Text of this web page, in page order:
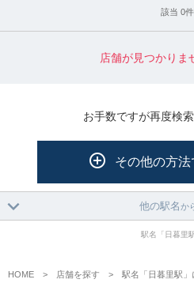
該当 0件
店舗が見つかりま
お手数ですが再度検
その他の方
他の駅名か
駅名「日暮里
HOME 店舗を探す 駅名「日暮里駅